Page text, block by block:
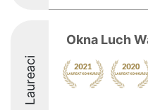
Laureaci
Okna Luch